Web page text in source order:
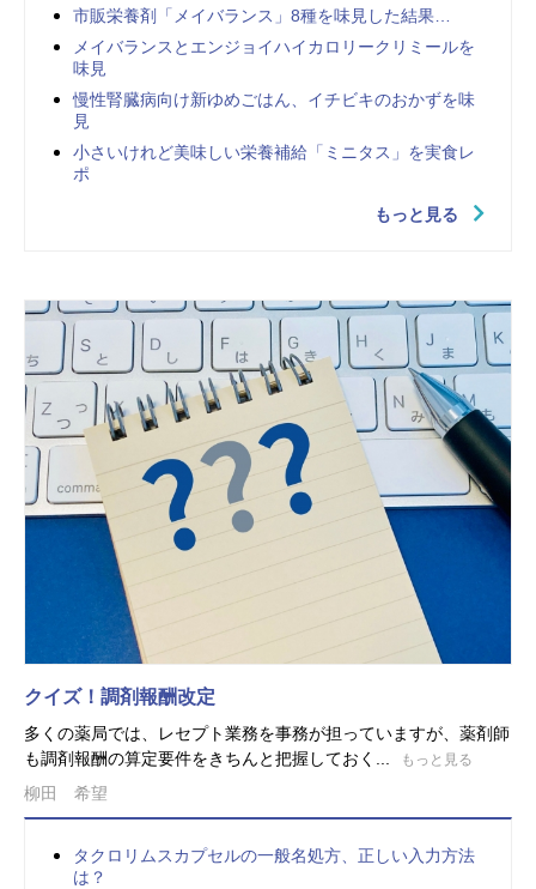
市販栄養剤「メイバランス」8種を味見した結果…
メイバランスとエンジョイハイカロリークリミールを
味見
慢性腎臓病向け新ゆめごはん、イチビキのおかずを味
見
小さいけれど美味しい栄養補給「ミニタス」を実食レ
ポ
もっと見る
クイズ！調剤報酬改定
多くの薬局では、レセプト業務を事務が担っていますが、薬剤師
も調剤報酬の算定要件をきちんと把握しておく...
もっと見る
柳田 希望
タクロリムスカプセルの一般名処方、正しい入力方法
は？